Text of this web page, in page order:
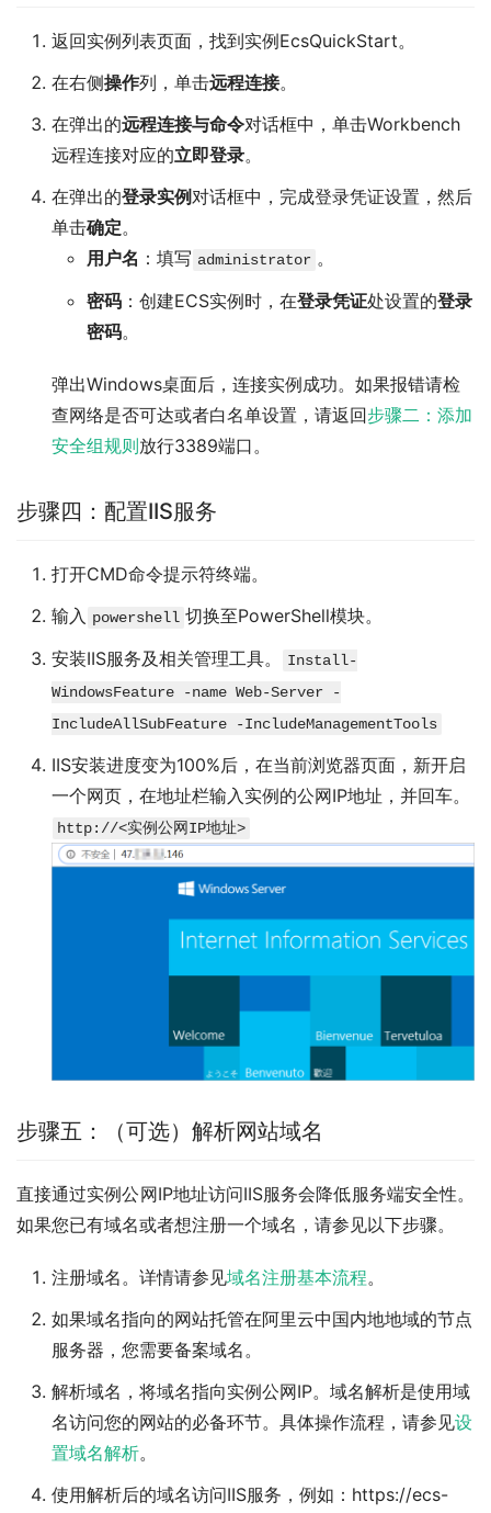
返回实例列表页面，找到实例EcsQuickStart。
在右侧操作列，单击远程连接。
在弹出的远程连接与命令对话框中，单击Workbench
远程连接对应的立即登录。
在弹出的登录实例对话框中，完成登录凭证设置，然后
单击确定。
用户名 ：填写 administrator 。
密码 ：创建ECS实例时，在登录凭证处设置的登录
密码。
弹出Windows桌面后，连接实例成功。如果报错请检
查网络是否可达或者白名单设置，请返回步骤二：添加
安全组规则放行3389端口。
步骤四：配置IIS服务
打开CMD命令提示符终端。
输入 powershell 切换至PowerShell模块。
安装IIS服务及相关管理工具。
Install-
WindowsFeature -name Web-Server -
IncludeAllSubFeature -IncludeManagementTools
IIS安装进度变为100%后，在当前浏览器页面，新开启
一个网页，在地址栏输入实例的公网IP地址，并回车。
http://<实例公网IP地址>
步骤五：（可选）解析网站域名
直接通过实例公网IP地址访问IIS服务会降低服务端安全性。
如果您已有域名或者想注册一个域名，请参见以下步骤。
注册域名。详情请参见域名注册基本流程。
如果域名指向的网站托管在阿里云中国内地地域的节点
服务器，您需要备案域名。
解析域名，将域名指向实例公网IP。域名解析是使用域
名访问您的网站的必备环节。具体操作流程，请参见设
置域名解析。
使用解析后的域名访问IIS服务，例如：https://ecs-